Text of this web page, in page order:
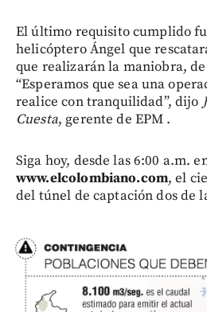
El último requisito cumplido
helicóptero Ángel que
que realizarán la maniobra,
“Esperamos que sea una
realice con tranquilidad”, dijo
Cuesta, gerente de EPM .
Siga hoy, desde las 6:00 a.m.
www.elcolombiano.com, el
del túnel de captación dos de